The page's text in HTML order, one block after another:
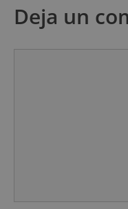
Deja un